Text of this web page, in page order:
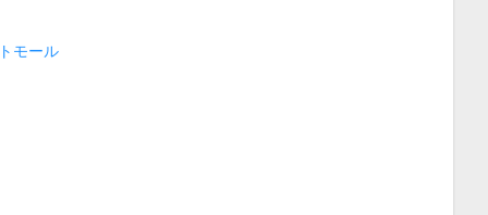
モール